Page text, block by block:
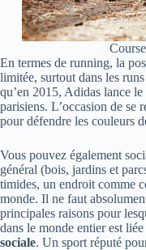
En termes de running, la
limitée, surtout dans les
qu’en 2015, Adidas lance
parisiens. L’occasion de se
pour défendre les couleurs
Vous pouvez également
général (bois, jardins et
timides, un endroit comme
monde. Il ne faut
principales raisons pour
dans le monde entier est liée
sociale. Un sport réputé